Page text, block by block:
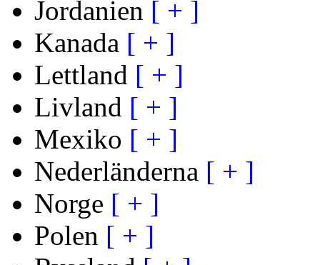
Jordanien [ + ]
Kanada [ + ]
Lettland [ + ]
Livland [ + ]
Mexiko [ + ]
Nederländerna [ + ]
Norge [ + ]
Polen [ + ]